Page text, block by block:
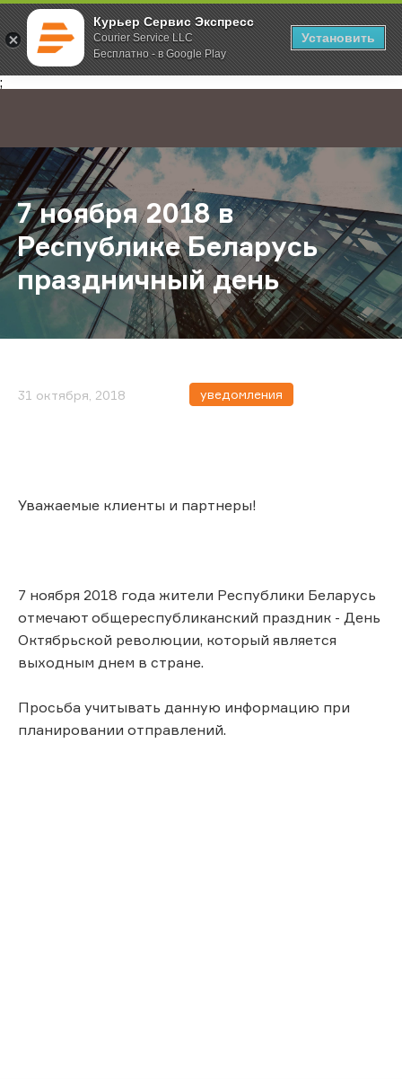
Курьер Сервис Экспресс
Courier Service LLC
Бесплатно - в Google Play
Установить
;
Главная О компании Новости 7 ноября 2018 в Республике
7 ноября 2018 в
Республике Беларусь
праздничный день
31 октября, 2018 уведомления
Уважаемые клиенты и партнеры!
7 ноября 2018 года жители Республики Беларусь
отмечают общереспубликанский праздник - День
Октябрьской революции, который является
выходным днем в стране.
Просьба учитывать данную информацию при
планировании отправлений.